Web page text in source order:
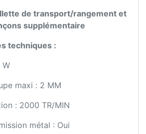
de transport/rangement et
supplémentaire
techniques :
W
maxi : 2 MM
: 2000 TR/MIN
métal : Oui